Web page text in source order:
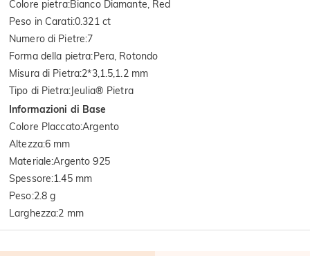
Colore pietra:Bianco Diamante, Red
Peso in Carati:0.321 ct
Numero di Pietre:7
Forma della pietra:Pera, Rotondo
Misura di Pietra:2*3,1.5,1.2 mm
Tipo di Pietra:Jeulia® Pietra
Informazioni di Base
Colore Placcato:Argento
Altezza:6 mm
Materiale:Argento 925
Spessore:1.45 mm
Peso:2.8 g
Larghezza:2 mm